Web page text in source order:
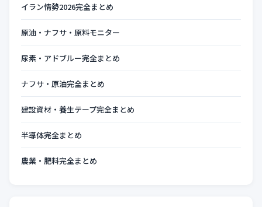
イラン情勢2026完全まとめ
原油・ナフサ・原料モニター
尿素・アドブルー完全まとめ
ナフサ・原油完全まとめ
建設資材・養生テープ完全まとめ
半導体完全まとめ
農業・肥料完全まとめ